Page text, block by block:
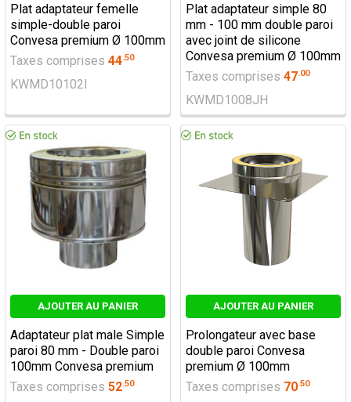
Plat adaptateur femelle
simple-double paroi
Convesa premium Ø 100mm
Taxes comprises 44.50
KWMD10102I
Plat adaptateur simple 80
mm - 100 mm double paroi
avec joint de silicone
Convesa premium Ø 100mm
Taxes comprises 47.00
KWMD1008JH
AJOUTER AU PANIER
Adaptateur plat male Simple
paroi 80 mm - Double paroi
100mm Convesa premium
Taxes comprises 52.50
AJOUTER AU PANIER
Prolongateur avec base
double paroi Convesa
premium Ø 100mm
Taxes comprises 70.50